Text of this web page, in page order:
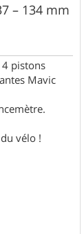
– 134 mm
4 pistons
Mavic
vélo !